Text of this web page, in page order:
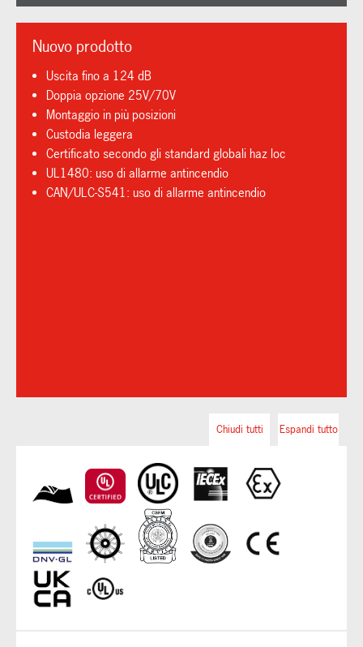
Nuovo prodotto
Uscita fino a 124 dB
Doppia opzione 25V/70V
Montaggio in più posizioni
Custodia leggera
Certificato secondo gli standard globali haz loc
UL1480: uso di allarme antincendio
CAN/ULC-S541: uso di allarme antincendio
Espandi tutto
Chiudi tutti